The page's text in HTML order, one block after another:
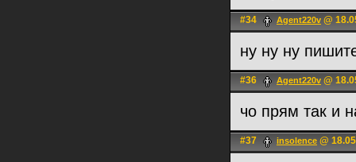
#34 Agent220v @
ну ну ну
#36 Agent220v @
чо прям так и
#37 insolence @